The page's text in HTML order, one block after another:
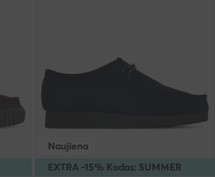
EXTRA -15% Kodas: SUMMER
Naujiena